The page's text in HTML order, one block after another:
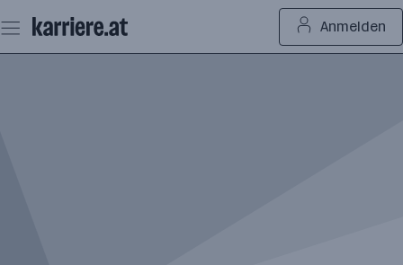
Seiteninhalt
springen
Anmelden